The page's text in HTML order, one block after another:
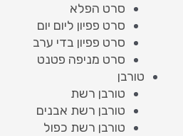
סרט הפלא
סרט פפיון ליום יום
סרט פפיון בדי ערב
סרט מניפה פטנט
טורבן
טורבן רשת
טורבן רשת אבנים
טורבן רשת כפול